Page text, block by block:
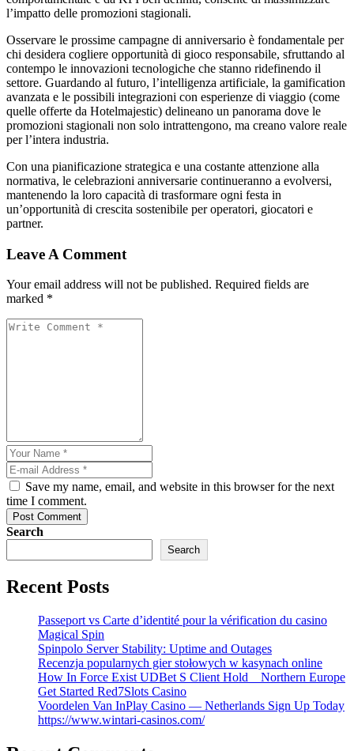
l’impatto delle promozioni stagionali.
Osservare le prossime campagne di anniversario è fondamentale per
chi desidera cogliere opportunità di gioco responsabile, sfruttando al
contempo le innovazioni tecnologiche che stanno ridefinendo il
settore. Guardando al futuro, l’intelligenza artificiale, la gamification
avanzata e le possibili integrazioni con esperienze di viaggio (come
quelle offerte da Hotelmajestic) delineano un panorama dove le
promozioni stagionali non solo intrattengono, ma creano valore reale
per l’intera industria.
Con una pianificazione strategica e una costante attenzione alla
normativa, le celebrazioni anniversarie continueranno a evolversi,
mantenendo la loro capacità di trasformare ogni festa in
un’opportunità di crescita sostenibile per operatori, giocatori e
partner.
Leave A Comment
Your email address will not be published. Required fields are
marked *
Save my name, email, and website in this browser for the next
time I comment.
Post Comment
Search
Search
Recent Posts
Passeport vs Carte d’identité pour la vérification du casino
Magical Spin
Spinpolo Server Stability: Uptime and Outages
Recenzja popularnych gier stołowych w kasynach online
How In Force Exist UDBet S Client Hold _ Northern Europe
Get Started Red7Slots Casino
Voordelen Van InPlay Casino — Netherlands Sign Up Today
https://www.wintari-casinos.com/